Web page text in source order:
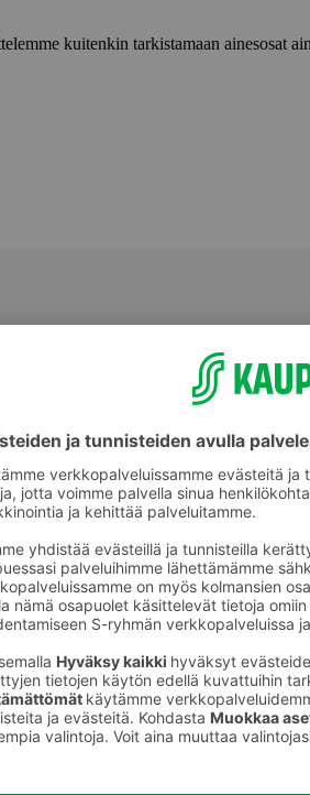
kuitenkin tarkistamaan ainesosat
Valmiit ateriat ja